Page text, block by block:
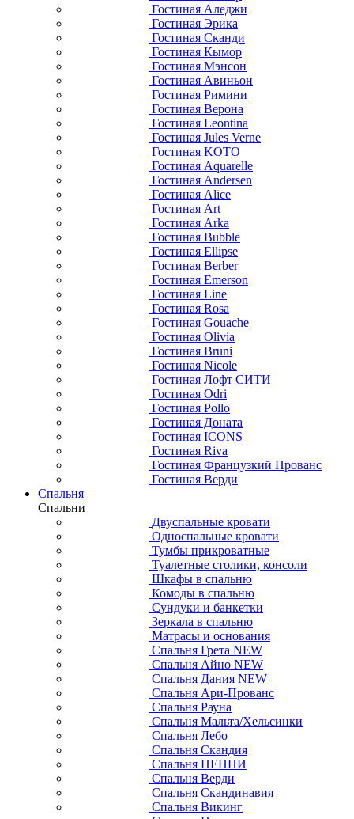
Гостиная Аледжи
Гостиная Эрика
Гостиная Сканди
Гостиная Кымор
Гостиная Мэнсон
Гостиная Авиньон
Гостиная Римини
Гостиная Верона
Гостиная Leontina
Гостиная Jules Verne
Гостиная KOTO
Гостиная Aquarelle
Гостиная Andersen
Гостиная Alice
Гостиная Art
Гостиная Arka
Гостиная Bubble
Гостиная Ellipse
Гостиная Berber
Гостиная Emerson
Гостиная Line
Гостиная Rosa
Гостиная Gouache
Гостиная Olivia
Гостиная Bruni
Гостиная Nicole
Гостиная Лофт СИТИ
Гостиная Odri
Гостиная Pollo
Гостиная Доната
Гостиная ICONS
Гостиная Riva
Гостиная Французкий Прованс
Гостиная Верди
Спальня
Спальни
Двуспальные кровати
Односпальные кровати
Тумбы прикроватные
Туалетные столики, консоли
Шкафы в спальню
Комоды в спальню
Сундуки и банкетки
Зеркала в спальню
Матрасы и основания
Спальня Грета NEW
Спальня Айно NEW
Спальня Дания NEW
Спальня Ари-Прованс
Спальня Рауна
Спальня Мальта/Хельсинки
Спальня Лебо
Спальня Скандия
Спальня ПЕННИ
Спальня Верди
Спальня Скандинавия
Спальня Викинг